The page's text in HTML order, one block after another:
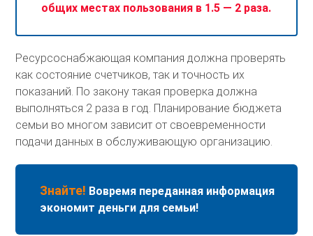
общих местах пользования в 1.5 — 2 раза.
Ресурсоснабжающая компания должна проверять
как состояние счетчиков, так и точность их
показаний. По закону такая проверка должна
выполняться 2 раза в год. Планирование бюджета
семьи во многом зависит от своевременности
подачи данных в обслуживающую организацию.
Знайте! Вовремя переданная информация
экономит деньги для семьи!